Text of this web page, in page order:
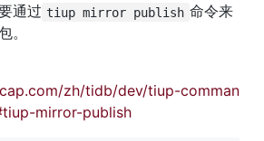
通过 tiup mirror publish 命令来
。
zh/tidb/dev/tiup-comman
mirror-publish